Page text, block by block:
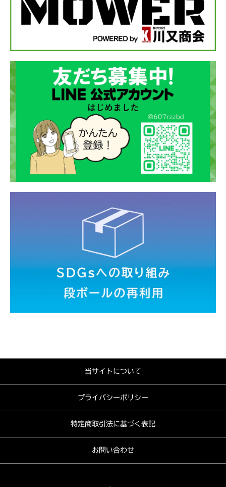
当サイトについて
プライバシーポリシー
特定商取引法に基づく表記
お問い合わせ